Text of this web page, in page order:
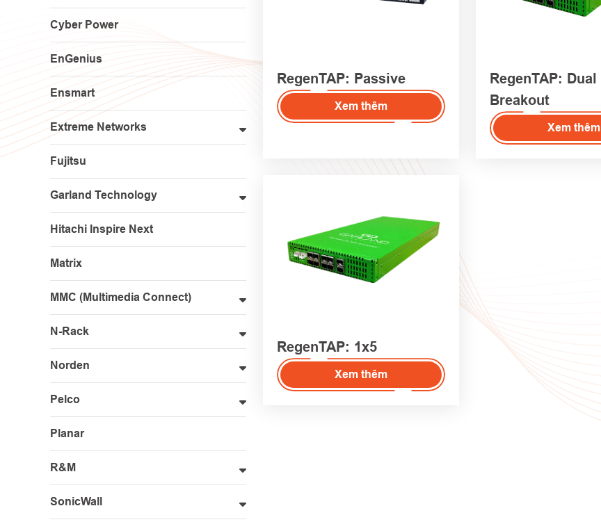
Cyber Power
EnGenius
Ensmart
Extreme Networks
Fujitsu
Garland Technology
Hitachi Inspire Next
Matrix
MMC (Multimedia Connect)
N-Rack
Norden
Pelco
Planar
R&M
SonicWall
RegenTAP: Passive
Xem thêm
RegenTAP: Dual
Breakout
Xem thêm
RegenTAP: 1x5
Xem thêm